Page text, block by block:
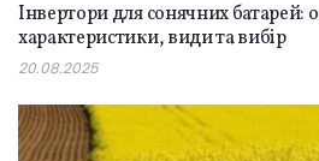
Інвертори для сонячних батарей:
характеристики, види та вибір
20.08.2025